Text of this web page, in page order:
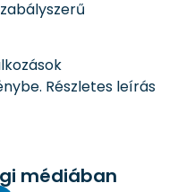
Részletes leírás
médiában